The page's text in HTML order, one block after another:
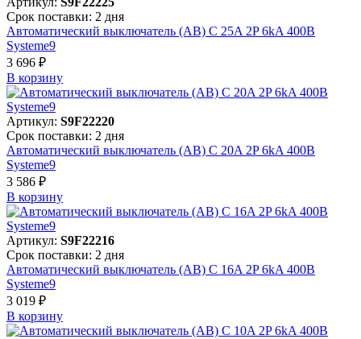
Срок поставки: 2 дня
Автоматический выключатель (АВ) C 25A 2P 6kA 400В
Systeme9
3 696 ₽
В корзинy
Артикул: S9F22220
Срок поставки: 2 дня
Автоматический выключатель (АВ) C 20A 2P 6kA 400В
Systeme9
3 586 ₽
В корзинy
Артикул: S9F22216
Срок поставки: 2 дня
Автоматический выключатель (АВ) C 16A 2P 6kA 400В
Systeme9
3 019 ₽
В корзинy